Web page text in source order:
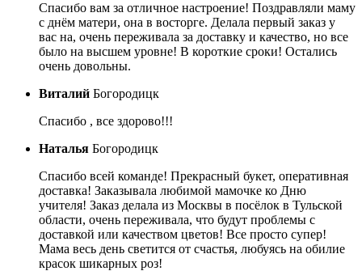
Спасибо вам за отличное настроение! Поздравляли маму
с днём матери, она в восторге. Делала первый заказ у
вас на, очень переживала за доставку и качество, но все
было на высшем уровне! В короткие сроки! Остались
очень довольны.
Виталий Богородицк
Спасибо , все здорово!!!
Наталья Богородицк
Спасибо всей команде! Прекрасный букет, оперативная
доставка! Заказывала любимой мамочке ко Дню
учителя! Заказ делала из Москвы в посёлок в Тульской
области, очень переживала, что будут проблемы с
доставкой или качеством цветов! Все просто супер!
Мама весь день светится от счастья, любуясь на обилие
красок шикарных роз!